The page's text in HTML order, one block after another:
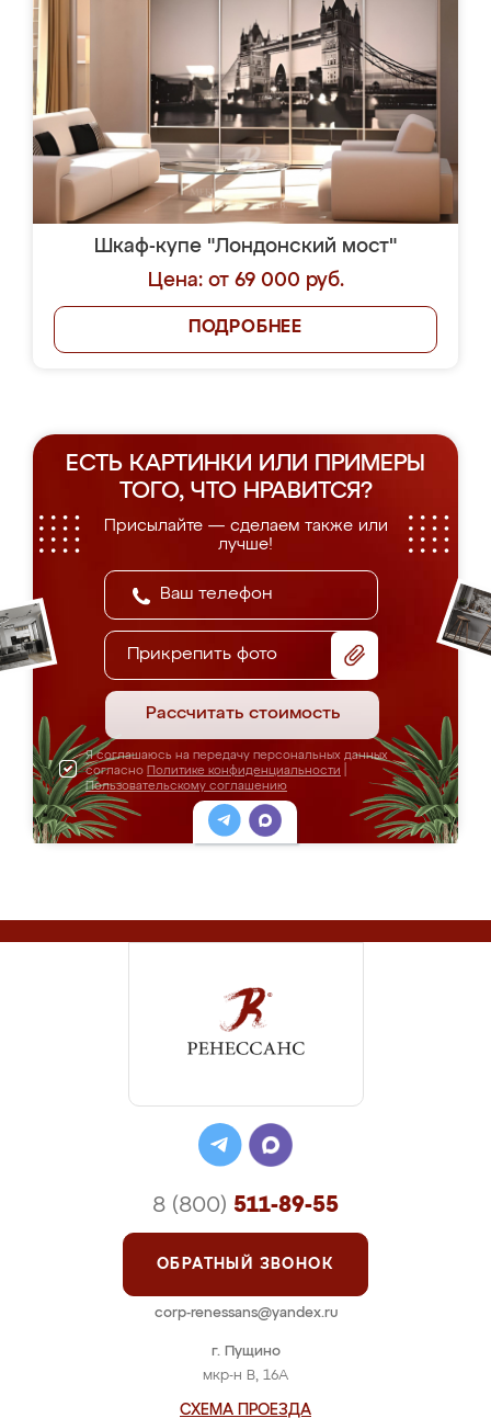
Шкаф-купе "Лондонский мост"
Цена: от 69 000 руб.
ПОДРОБНЕЕ
ЕСТЬ КАРТИНКИ ИЛИ ПРИМЕРЫ
ТОГО, ЧТО НРАВИТСЯ?
Присылайте — сделаем также или
лучше!
Прикрепить фото
Рассчитать стоимость
Я соглашаюсь на передачу персональных данных
согласно Политике конфиденциальности
Пользовательскому соглашению
г. Пущино
мкр-н В, 16А
СХЕМА ПРОЕЗДА
8 (800) 511-89-55
ОБРАТНЫЙ ЗВОНОК
corp-renessans@yandex.ru